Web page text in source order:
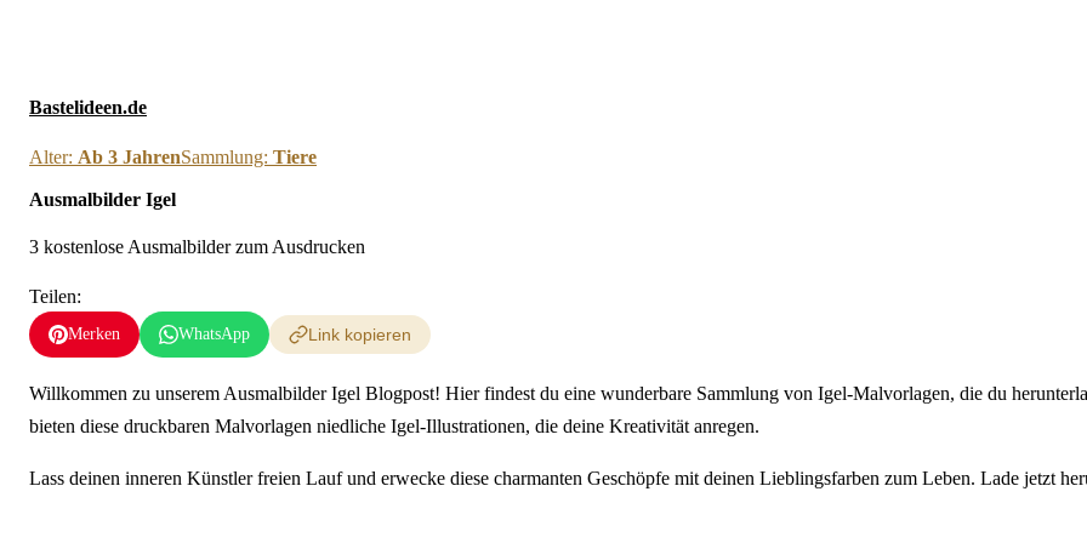
Bastelideen.de
Alter: Ab 3 JahrenSammlung: Tiere
Ausmalbilder Igel
3 kostenlose Ausmalbilder zum Ausdrucken
Teilen:
Merken WhatsApp Link kopieren
Willkommen zu unserem Ausmalbilder Igel Blogpost! Hier findest du eine wunderbare Sammlung von Igel-Malvorlagen, die du
bieten diese druckbaren Malvorlagen niedliche Igel-Illustrationen, die deine Kreativität anregen.
Lass deinen inneren Künstler freien Lauf und erwecke diese charmanten Geschöpfe mit deinen Lieblingsfarben zum Leben. Lade jetzt